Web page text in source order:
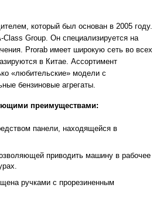
который был основан в 2005 году.
Class Group. Он специализируется на
Prorab имеет широкую сеть во всех
в Китае. Ассортимент
«любительские» модели с
бензиновые агрегаты.
преимуществами:
панели, находящейся в
приводить машину в рабочее
ручками с прорезиненным